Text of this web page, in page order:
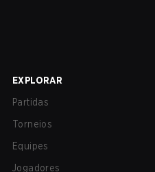
EXPLORAR
Partidas
Torneios
Equipes
Jogadores